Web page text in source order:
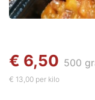
€ 6,50 500
€ 13,00 per kilo